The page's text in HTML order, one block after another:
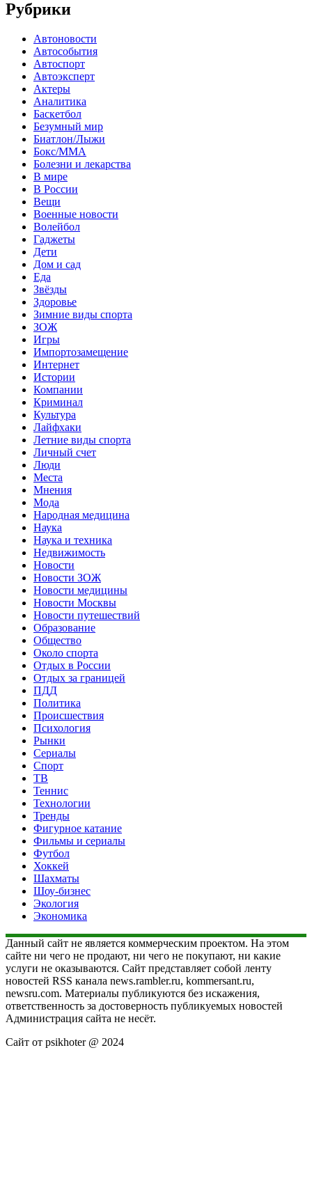
Рубрики
Автоновости
Автособытия
Автоспорт
Автоэксперт
Актеры
Аналитика
Баскетбол
Безумный мир
Биатлон/Лыжи
Бокс/MMA
Болезни и лекарства
В мире
В России
Вещи
Военные новости
Волейбол
Гаджеты
Дети
Дом и сад
Еда
Звёзды
Здоровье
Зимние виды спорта
ЗОЖ
Игры
Импортозамещение
Интернет
Истории
Компании
Криминал
Культура
Лайфхаки
Летние виды спорта
Личный счет
Люди
Места
Мнения
Мода
Народная медицина
Наука
Наука и техника
Недвижимость
Новости
Новости ЗОЖ
Новости медицины
Новости Москвы
Новости путешествий
Образование
Общество
Около спорта
Отдых в России
Отдых за границей
ПДД
Политика
Происшествия
Психология
Рынки
Сериалы
Спорт
ТВ
Теннис
Технологии
Тренды
Фигурное катание
Фильмы и сериалы
Футбол
Хоккей
Шахматы
Шоу-бизнес
Экология
Экономика
Данный сайт не является коммерческим проектом. На этом
сайте ни чего не продают, ни чего не покупают, ни какие
услуги не оказываются. Сайт представляет собой ленту
новостей RSS канала news.rambler.ru, kommersant.ru,
newsru.com. Материалы публикуются без искажения,
ответственность за достоверность публикуемых новостей
Администрация сайта не несёт.
Сайт от psikhoter @ 2024